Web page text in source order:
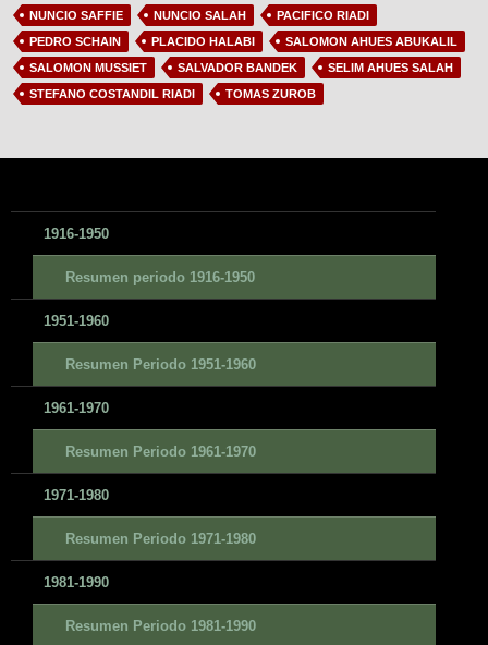
NUNCIO SAFFIE
NUNCIO SALAH
PACIFICO RIADI
PEDRO SCHAIN
PLACIDO HALABI
SALOMON AHUES ABUKALIL
SALOMON MUSSIET
SALVADOR BANDEK
SELIM AHUES SALAH
STEFANO COSTANDIL RIADI
TOMAS ZUROB
1916-1950
Resumen periodo 1916-1950
1951-1960
Resumen Periodo 1951-1960
1961-1970
Resumen Periodo 1961-1970
1971-1980
Resumen Periodo 1971-1980
1981-1990
Resumen Periodo 1981-1990